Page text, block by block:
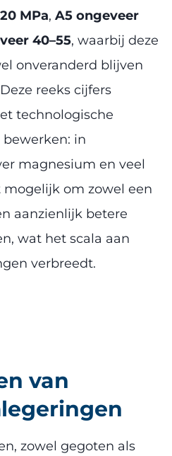
MPa, A5 ongeveer
40–55, waarbij deze
onveranderd blijven
reeks cijfers
technologische
in
magnesium en veel
om zowel een
aanzienlijk betere
wat het scala aan
verbreedt.
van
zowel gegoten als